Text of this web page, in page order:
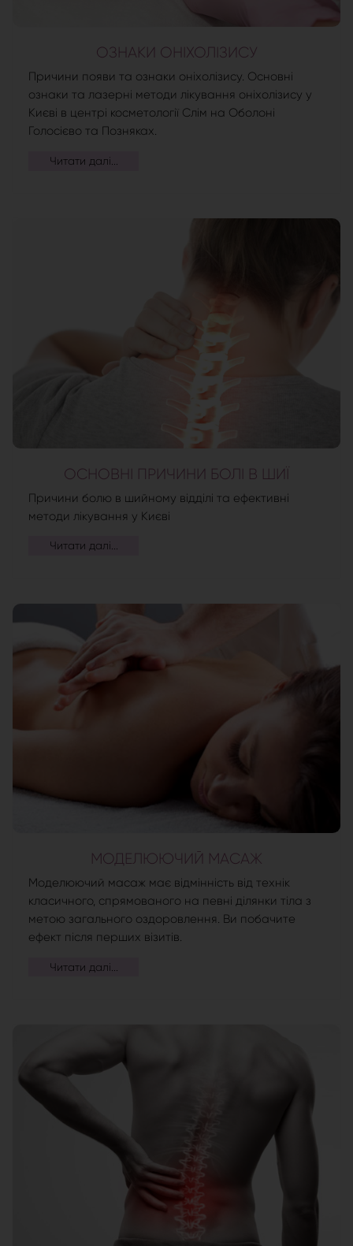
ОЗНАКИ ОНІХОЛІЗИСУ
Причини появи та ознаки оніхолізису. Основні
ознаки та лазерні методи лікування оніхолізису у
Києві в центрі косметології Слім на Оболоні
Голосієво та Позняках.
Читати далі...
ОСНОВНІ ПРИЧИНИ БОЛІ В ШИЇ
Причини болю в шийному відділі та ефективні
методи лікування у Києві
Читати далі...
МОДЕЛЮЮЧИЙ МАСАЖ
Моделюючий масаж має відмінність від технік
класичного, спрямованого на певні ділянки тіла з
метою загального оздоровлення. Ви побачите
ефект після перших візитів.
Читати далі...